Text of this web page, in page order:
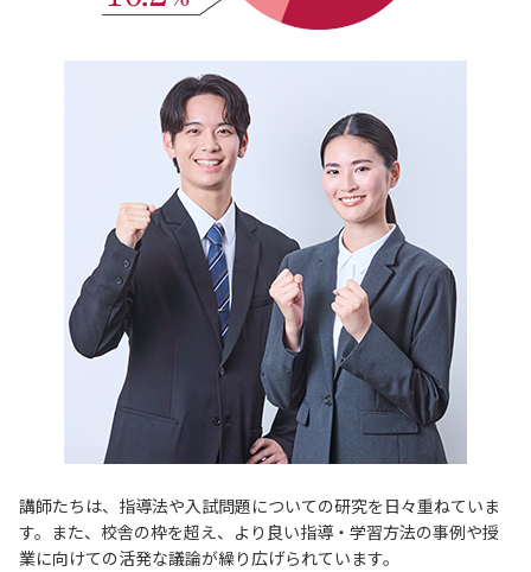
講師たちは、指導法や入試問題についての研究を日々重ねていま
す。また、校舎の枠を超え、より良い指導・学習方法の事例や授
業に向けての活発な議論が繰り広げられています。